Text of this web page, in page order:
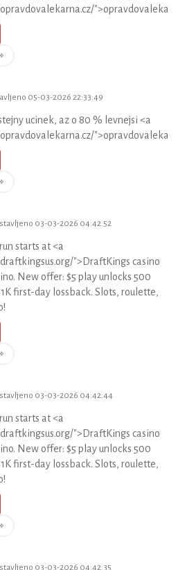
05-03-2026 22:33:49
ucinek, az o 80 % levnejsi <a
03-03-2026 04:42:52
starts at <a
">DraftKings casino
New offer: $5 play unlocks 500
first-day lossback. Slots, roulette,
03-03-2026 04:42:44
starts at <a
">DraftKings casino
New offer: $5 play unlocks 500
first-day lossback. Slots, roulette,
03-03-2026 04:42:35